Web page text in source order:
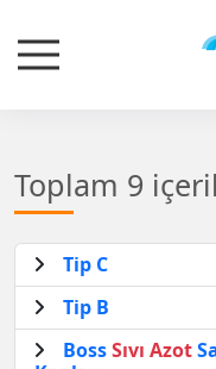
Toplam 9
Tip C
Tip B
BossSıvı Azot